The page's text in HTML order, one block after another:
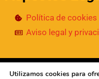
Política de cookies
Aviso legal y
© 2024• Fundación
Utilizamos cookies para